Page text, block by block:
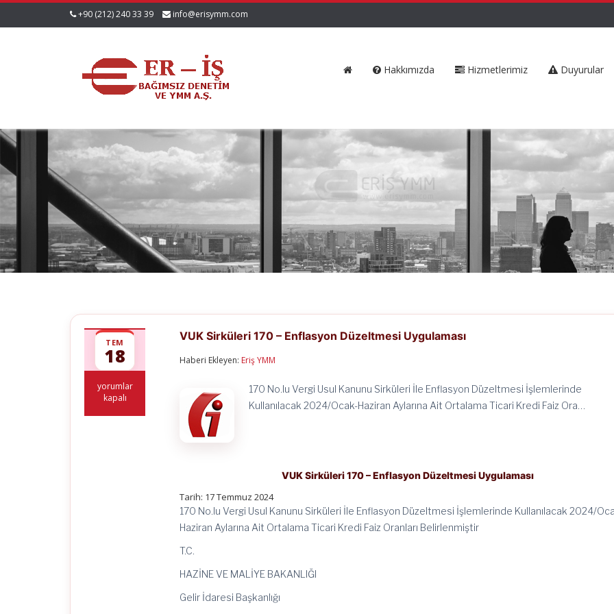
+90 (212) 240 33 39 info@erisymm.com
Hakkımızda Hizmetlerimiz Duyurular
TEM
18
VUK
Sirküleri
yorumlar
kapalı
VUK Sirküleri 170 – Enflasyon Düzeltmesi Uygulaması
Haberi Ekleyen: Eriş YMM
170 No.lu Vergi Usul Kanunu Sirküleri İle Enflasyon Düzeltmesi İşlemlerinde
Kullanılacak 2024/Ocak-Haziran Aylarına Ait Ortalama Ticari Kredi Faiz Ora…
VUK Sirküleri 170 – Enflasyon Düzeltmesi Uygulaması
Tarih: 17 Temmuz 2024
170 No.lu Vergi Usul Kanunu Sirküleri İle Enflasyon Düzeltmesi İşlemlerinde Kullanılacak 2024/
Haziran Aylarına Ait Ortalama Ticari Kredi Faiz Oranları Belirlenmiştir
T.C.
HAZİNE VE MALİYE BAKANLIĞI
Gelir İdaresi Başkanlığı